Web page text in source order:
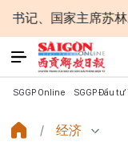
家主席苏林对澳大
SGGP Online SGGP Đầu
经济